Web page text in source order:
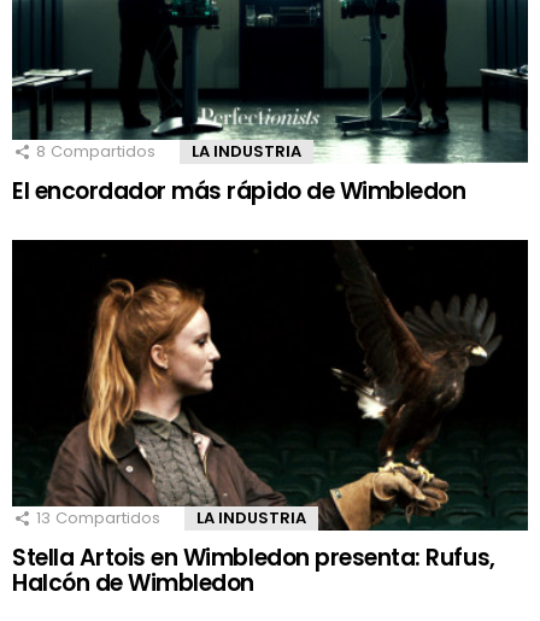
8 Compartidos LA INDUSTRIA
El encordador más rápido de Wimbledon
13 Compartidos LA INDUSTRIA
Stella Artois en Wimbledon presenta: Rufus,
Halcón de Wimbledon